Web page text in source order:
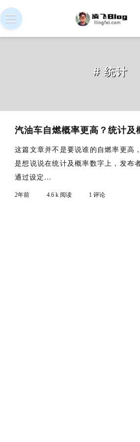
# 统计
汽油车自燃概率更高？统计及
这篇文章并不是要说谁的自燃率更高
是想说说在统计及概率数字上，发布
通过设定...
2年前 4.6 k 阅读 1 评论